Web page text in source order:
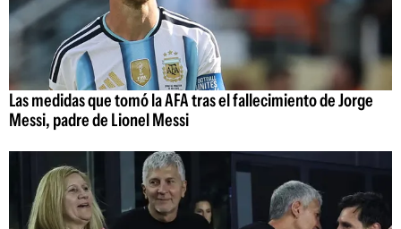
Las medidas que tomó la AFA tras el fallecimiento de Jorge
Messi, padre de Lionel Messi